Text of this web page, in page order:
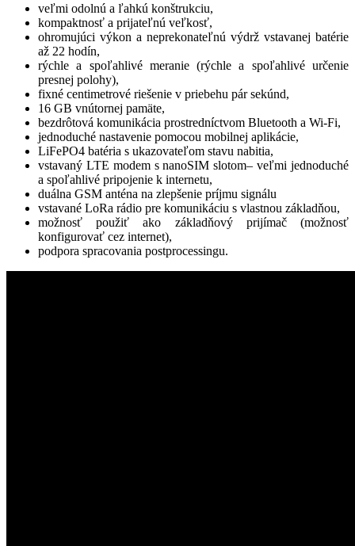
veľmi odolnú a ľahkú konštrukciu,
kompaktnosť a prijateľnú veľkosť,
ohromujúci výkon a neprekonateľnú výdrž vstavanej batérie
až 22 hodín,
rýchle a spoľahlivé meranie (rýchle a spoľahlivé určenie
presnej polohy),
fixné centimetrové riešenie v priebehu pár sekúnd,
16 GB vnútornej pamäte,
bezdrôtová komunikácia prostredníctvom Bluetooth a Wi-Fi,
jednoduché nastavenie pomocou mobilnej aplikácie,
LiFePO4 batéria s ukazovateľom stavu nabitia,
vstavaný LTE modem s nanoSIM slotom– veľmi jednoduché
a spoľahlivé pripojenie k internetu,
duálna GSM anténa na zlepšenie príjmu signálu
vstavané LoRa rádio pre komunikáciu s vlastnou základňou,
možnosť použiť ako základňový prijímač (možnosť
konfigurovať cez internet),
podpora spracovania postprocessingu.